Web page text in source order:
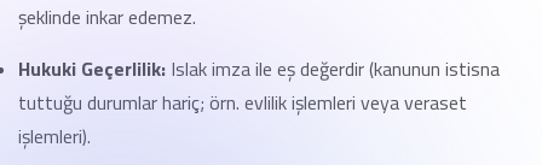
şeklinde inkar edemez.
Hukuki Geçerlilik: Islak imza ile eş değerdir (kanunun istisna
tuttuğu durumlar hariç; örn. evlilik işlemleri veya veraset
işlemleri).